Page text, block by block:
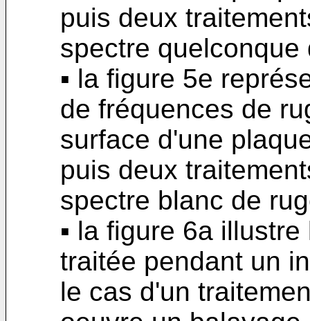
puis deux
spectre
▪ la figure 5e
de fréquences de
surface d'une
puis deux
spectre blanc de
▪ la figure 6a
traitée pendant un
le cas d'un